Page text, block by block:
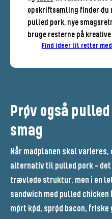
opskriftsamling finder du
pulled pork, nye
bruge resterne på
Find idéer til retter
Prøv også
smag
Når madplanen skal
alternativ til pulled pork -
trævlede struktur, men i en
sandwich med pulled
mørt kød, sprød bacon, friske